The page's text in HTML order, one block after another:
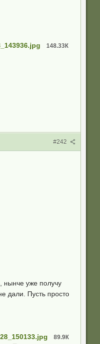
148.33К
#242
нынче уже получу
дали. Пусть просто
89.9К